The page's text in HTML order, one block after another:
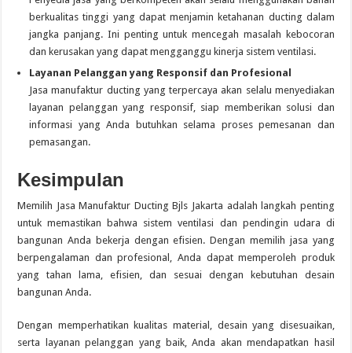
berkualitas tinggi yang dapat menjamin ketahanan ducting dalam
jangka panjang. Ini penting untuk mencegah masalah kebocoran
dan kerusakan yang dapat mengganggu kinerja sistem ventilasi.
Layanan Pelanggan yang Responsif dan Profesional
Jasa manufaktur ducting yang terpercaya akan selalu menyediakan
layanan pelanggan yang responsif, siap memberikan solusi dan
informasi yang Anda butuhkan selama proses pemesanan dan
pemasangan.
Kesimpulan
Memilih Jasa Manufaktur Ducting Bjls Jakarta adalah langkah penting
untuk memastikan bahwa sistem ventilasi dan pendingin udara di
bangunan Anda bekerja dengan efisien. Dengan memilih jasa yang
berpengalaman dan profesional, Anda dapat memperoleh produk
yang tahan lama, efisien, dan sesuai dengan kebutuhan desain
bangunan Anda.
Dengan memperhatikan kualitas material, desain yang disesuaikan,
serta layanan pelanggan yang baik, Anda akan mendapatkan hasil